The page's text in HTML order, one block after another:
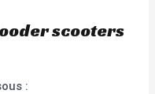
scooters
: